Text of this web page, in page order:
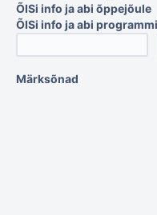
ÕISi info ja abi õppejõule
ÕISi info ja abi
Märksõnad